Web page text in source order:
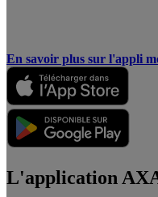
En savoir plus sur l'appli
L'application